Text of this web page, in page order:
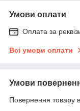
Умови оплати
Оплата за
Всі умови оплати
Умови
Повернення товару